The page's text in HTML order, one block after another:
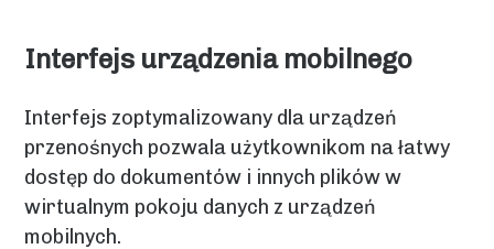
Interfejs urządzenia mobilnego
Interfejs zoptymalizowany dla urządzeń
przenośnych pozwala użytkownikom na łatwy
dostęp do dokumentów i innych plików w
wirtualnym pokoju danych z urządzeń
mobilnych.